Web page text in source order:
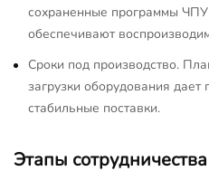
сохраненные программы
обеспечивают
Сроки под производство.
загрузки оборудования дает
стабильные поставки.
Этапы сотрудничества